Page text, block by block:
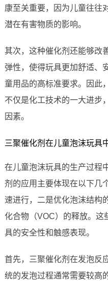
康至关重要，因为儿童往往
潜在有害物质的影响。
其次，这种催化剂还能够改
弹性，使得玩具更加舒适、
童用品的高标准要求。因此
不仅是化工技术的一大进步
因素。
三聚催化剂在儿童泡沫玩具
在儿童泡沫玩具的生产过程
剂的应用主要体现在以下几
速进行，二是优化泡沫结构
化合物（VOC）的释放。这
具的安全性和触感表现。
首先，三聚催化剂在发泡反
统的发泡过程通常需要较高